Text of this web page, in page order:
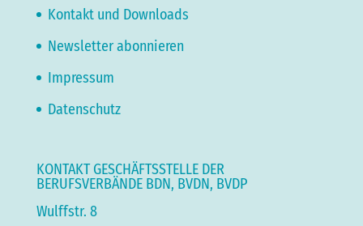
Kontakt und Downloads
Newsletter abonnieren
Impressum
Datenschutz
KONTAKT GESCHÄFTSSTELLE DER
BERUFSVERBÄNDE BDN, BVDN, BVDP
Wulffstr. 8